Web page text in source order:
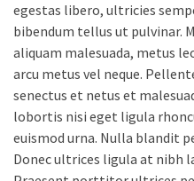
egestas libero, ultricies
bibendum tellus ut pulvinar.
aliquam malesuada, metus
arcu metus vel neque.
senectus et netus et
lobortis nisi eget ligula
euismod urna. Nulla blandit
Donec ultrices ligula at nibh